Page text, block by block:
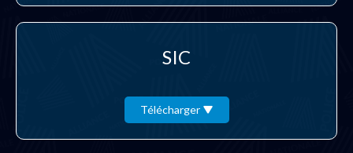
SIC
Télécharger